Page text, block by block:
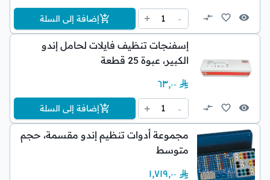
-
1
+ إضافة إلى السلة
إسفنجات تنظيف فايلات لحامل إندو
الكبير، عبوة 25 قطعة
٦٣٫٠٠
-
1
+ إضافة إلى السلة
مجموعة أدوات تنظيم إندو مقسمة، حجم
متوسط
١٬٧١٩٫٠٠